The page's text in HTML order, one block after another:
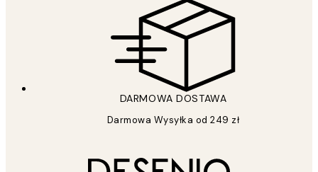
DARMOWA DOSTAWA
Darmowa Wysyłka od 249 zł